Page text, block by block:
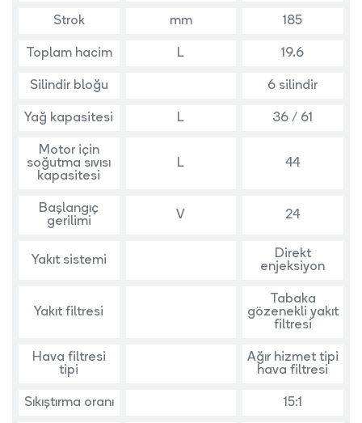
Strok mm 185
Toplam hacim L 19.6
Silindir bloğu 6 silindir
Yağ kapasitesi L 36 / 61
Motor için
soğutma sıvısı
kapasitesi
L 44
Başlangıç
gerilimi
V 24
Yakıt sistemi
Direkt
enjeksiyon
Yakıt filtresi
Tabaka
gözenekli yakıt
filtresi
Hava filtresi
tipi
Ağır hizmet tipi
hava filtresi
Sıkıştırma oranı 15:1